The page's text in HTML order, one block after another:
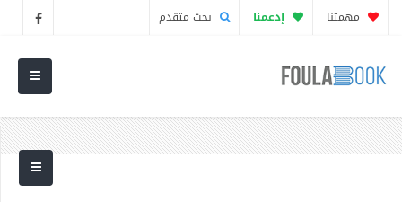
مهمتنا إدعمنا بحث متقدم